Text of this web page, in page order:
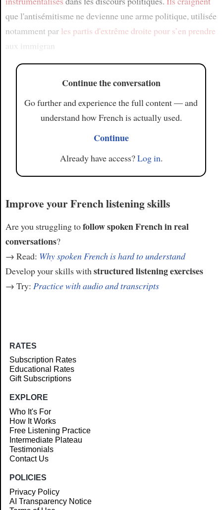
que l'antisémitisme ne devienne une arme politique, utilisée
notamment par les partis d'extrême droite pour s’en prendre
aux immigran
Continue the conversation
Go further and experience the full content — and
understand how French is actually used.
Continue
Already have access?Log in.
Improve your French listening skills
Are you struggling tofollow spoken French in real
conversations?
→ Read: Why spoken French is hard to understand
Develop your skills withstructured listening exercises
→ Try: Practice with audio and transcripts
RATES
Subscription Rates
Educational Rates
Gift Subscriptions
EXPLORE
Who It's For
How It Works
Free Listening Practice
Intermediate Plateau
Testimonials
Contact Us
POLICIES
Privacy Policy
AI Transparency Notice